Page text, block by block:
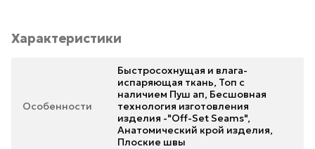
Характеристики
Особенности
Быстросохнущая и влага-
испаряющая ткань, Топ с
наличием Пуш ап, Бесшовная
технология изготовления
изделия -"Off-Set Seams",
Анатомический крой изделия,
Плоские швы